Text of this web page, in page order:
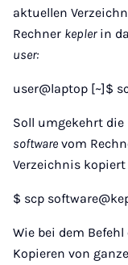
aktuellen
Rechner keplerin
user:
user@laptop [~]$
Soll umgekehrt die
software vom
Verzeichnis kopiert
$ scp
Wie bei dem
Kopieren von